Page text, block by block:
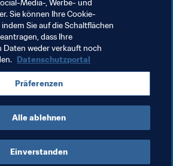
Portugal [[flag-por-xs]]
Dezember
- Japan [[flag-jpn-xs]](16:15
Media-, Werbe- und
Sie können Ihre Cookie-
Sie auf die Schaltflächen
dass Ihre
Daten weder verkauft noch
Datenschutzportal
Präferenzen
Alle ablehnen
Einverstanden